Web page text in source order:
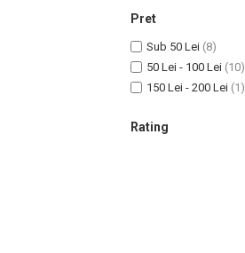
Par Uscat / Deteriorat
Pret
Sub 50 Lei (8)
50 Lei - 100 Lei (10)
150 Lei - 200 Lei (1)
Rating